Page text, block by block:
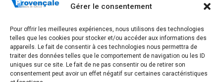
Gérer le consentement
Pour offrir les meilleures expériences, nous utilisons des technologies
telles que les cookies pour stocker et/ou accéder aux informations des
appareils. Le fait de consentir à ces technologies nous permettra de
traiter des données telles que le comportement de navigation ou les ID
uniques sur ce site. Le fait de ne pas consentir ou de retirer son
consentement peut avoir un effet négatif sur certaines caractéristiques
83175
Brignoles
cedex
Tél. : +33 4 94
72 83 00
Notre histoire
Recrutement
Contact
Mentions
légales,
gestion
données
personnelles
Abonnez
recevoir
nos
actualités.